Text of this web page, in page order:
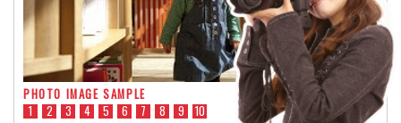
PHOTO IMAGE SAMPLE
1
2 3 4 5 6 7 8 9 10